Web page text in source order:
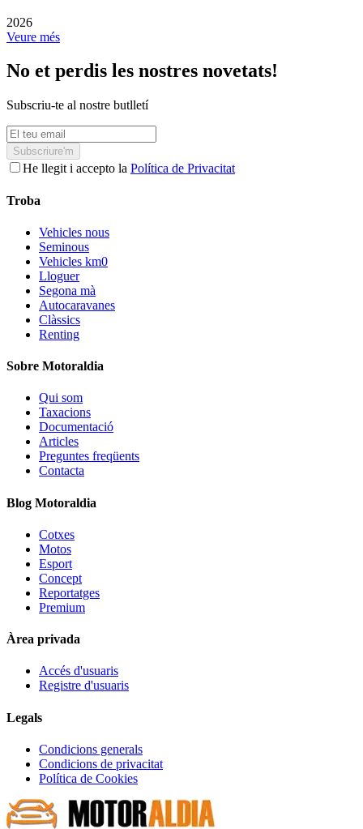
2026
Veure més
No et perdis les nostres novetats!
Subscriu-te al nostre butlletí
Subscriure'm
He llegit i accepto la Política de Privacitat
Troba
Vehicles nous
Seminous
Vehicles km0
Lloguer
Segona mà
Autocaravanes
Clàssics
Renting
Sobre Motoraldia
Qui som
Taxacions
Documentació
Articles
Preguntes freqüents
Contacta
Blog Motoraldia
Cotxes
Motos
Esport
Concept
Reportatges
Premium
Àrea privada
Accés d'usuaris
Registre d'usuaris
Legals
Condicions generals
Condicions de privacitat
Política de Cookies